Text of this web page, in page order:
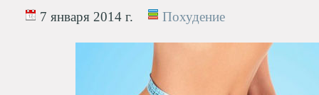
7 января 2014 г. Похудение